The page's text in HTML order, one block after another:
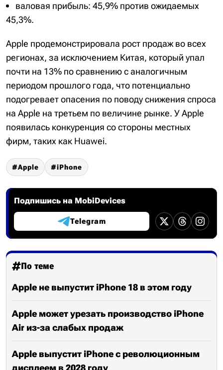
валовая прибыль: 45,9% против ожидаемых
45,3%.
Apple продемонстрировала рост продаж во всех
регионах, за исключением Китая, который упал
почти на 13% по сравнению с аналогичным
периодом прошлого года, что потенциально
подогревает опасения по поводу снижения спроса
на Apple на третьем по величине рынке. У Apple
появилась конкуренция со стороны местных
фирм, таких как Huawei.
Apple iPhone
Подпишись на MobiDevices
Telegram
По теме
Apple не выпустит iPhone 18 в этом году
Apple может урезать производство iPhone
Air из-за слабых продаж
Apple выпустит iPhone с революционным
дисплеем в 2028 году